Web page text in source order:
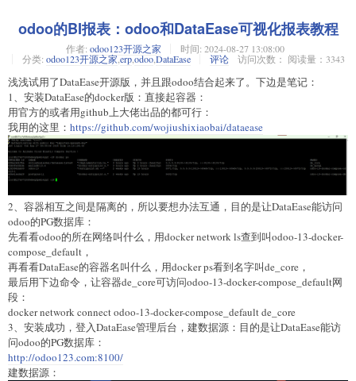
odoo的BI报表：odoo和DataEase可视化报表教程
作者: odoo123开源之家 时间: 2024-08-27 13:08:00
分类: odoo123开源之家 erp,odoo,DataEase 评论 访问次数： 阅读量：3343
浅浅试用了DataEase开源版，并且跟odoo结合起来了。下边是笔记：
1、安装DataEase的docker版：直接起容器：
用官方的或者用github上大佬出品的都可行：
我用的这里： https://github.com/wojiushixiaobai/dataease
2、容器相互之间是隔离的，所以要想办法互通，目的是让DataEase能访问
odoo的PG数据库：
先看看odoo的所在网络叫什么，用docker network ls查到叫odoo-13-docker-
compose_default，
再看看DataEase的容器名叫什么，用docker ps看到名字叫de_core，
最后用下边命令，让容器de_core可访问odoo-13-docker-compose_default网
段：
docker network connect odoo-13-docker-compose_default de_core
3、安装成功，登入DataEase管理后台，建数据源：目的是让DataEase能访
问odoo的PG数据库：
http://odoo123.com:8100/
建数据源：